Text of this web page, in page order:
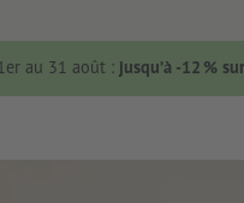
au 31 août : jusqu’à -12 %